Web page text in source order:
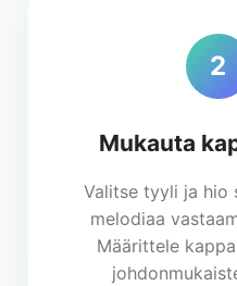
2
Mukauta
Valitse tyyli ja hio
melodiaa
Määrittele